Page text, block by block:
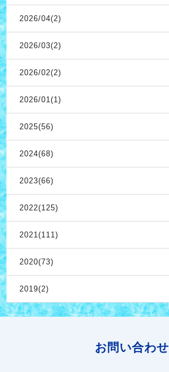
2026/04(2)
2026/03(2)
2026/02(2)
2026/01(1)
2025(56)
2024(68)
2023(66)
2022(125)
2021(111)
2020(73)
2019(2)
お問い合わせ